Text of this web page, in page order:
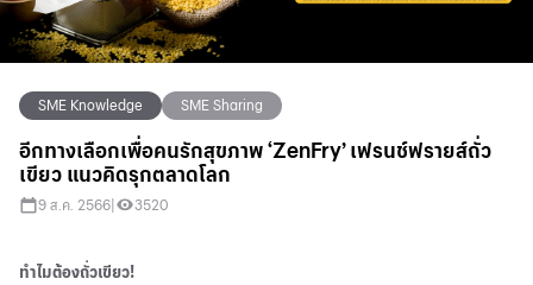
SME Knowledge SME Sharing
อีกทางเลือกเพื่อคนรักสุขภาพ ‘ZenFry’ เฟรนช์ฟรายส์ถั่ว
เขียว แนวคิดรุกตลาดโลก
9 ส.ค. 2566 3520
ทำไมต้องถั่วเขียว!